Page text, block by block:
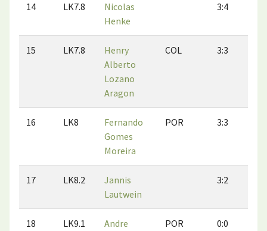
14 LK7.8
Nicolas
Henke
3:4
15 LK7.8
Henry
Alberto
Lozano
Aragon
COL 3:3
16 LK8
Fernando
Gomes
Moreira
POR 3:3
17 LK8.2
Jannis
Lautwein
3:2
18 LK9.1
Andre
POR 0:0